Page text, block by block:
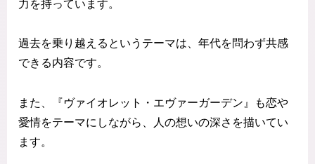
力を持っています。
過去を乗り越えるというテーマは、年代を問わず共感
できる内容です。
また、『ヴァイオレット・エヴァーガーデン』も恋や
愛情をテーマにしながら、人の想いの深さを描いてい
ます。